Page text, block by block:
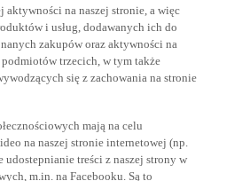
aktywności na naszej stronie, a więc
i usług, dodawanych ich do
zakupów oraz aktywności na
trzecich, w tym także
się z zachowania na stronie
mają na celu
na naszej stronie internetowej (np.
udostepnianie treści z naszej strony w
m.in. na Facebooku. Są to